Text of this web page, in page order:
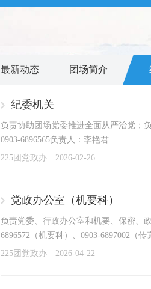
最新动态 团场简介
纪委机关
负责协助团场党委推进全面从严治党；
0903-6896565负责人：李艳君
225团党政办
2026-02-26
党政办公室（机要科）
负责党委、行政办公室和机要、保密、
6896572（机要科）、0903-6897002（
225团党政办
2026-04-22